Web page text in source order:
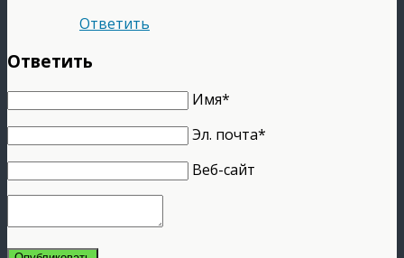
Ответить
Ответить
Имя*
Эл. почта*
Веб-сайт